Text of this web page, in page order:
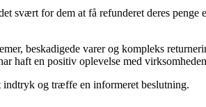
svært for dem at få refunderet deres penge
beskadigede varer og kompleks
haft en positiv oplevelse med
indtryk og træffe en informeret beslutning.